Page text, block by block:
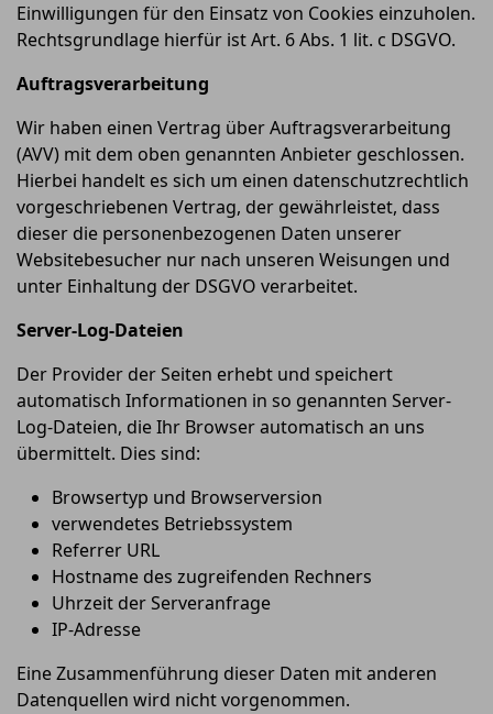
Einwilligungen für den Einsatz von Cookies einzuholen.
Rechtsgrundlage hierfür ist Art. 6 Abs. 1 lit. c DSGVO.
Auftragsverarbeitung
Wir haben einen Vertrag über Auftragsverarbeitung
(AVV) mit dem oben genannten Anbieter geschlossen.
Hierbei handelt es sich um einen datenschutzrechtlich
vorgeschriebenen Vertrag, der gewährleistet, dass
dieser die personenbezogenen Daten unserer
Websitebesucher nur nach unseren Weisungen und
unter Einhaltung der DSGVO verarbeitet.
Server-Log-Dateien
Der Provider der Seiten erhebt und speichert
automatisch Informationen in so genannten Server-
Log-Dateien, die Ihr Browser automatisch an uns
übermittelt. Dies sind:
Browsertyp und Browserversion
verwendetes Betriebssystem
Referrer URL
Hostname des zugreifenden Rechners
Uhrzeit der Serveranfrage
IP-Adresse
Eine Zusammenführung dieser Daten mit anderen
Datenquellen wird nicht vorgenommen.